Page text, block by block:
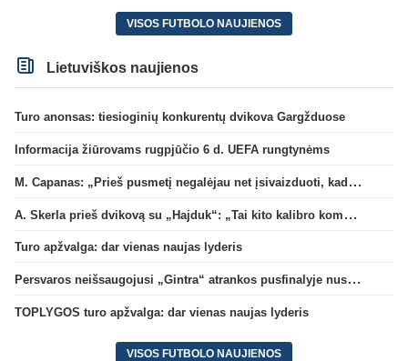
VISOS FUTBOLO NAUJIENOS
Lietuviškos naujienos
Turo anonsas: tiesioginių konkurentų dvikova Gargžduose
Informacija žiūrovams rugpjūčio 6 d. UEFA rungtynėms
M. Capanas: „Prieš pusmetį negalėjau net įsivaizduoti, kad žaisime prieš „Hajduk“
A. Skerla prieš dvikovą su „Hajduk“: „Tai kito kalibro komanda“
Turo apžvalga: dar vienas naujas lyderis
Persvaros neišsaugojusi „Gintra“ atrankos pusfinalyje nusileido Škotijos čempionėms
TOPLYGOS turo apžvalga: dar vienas naujas lyderis
VISOS FUTBOLO NAUJIENOS